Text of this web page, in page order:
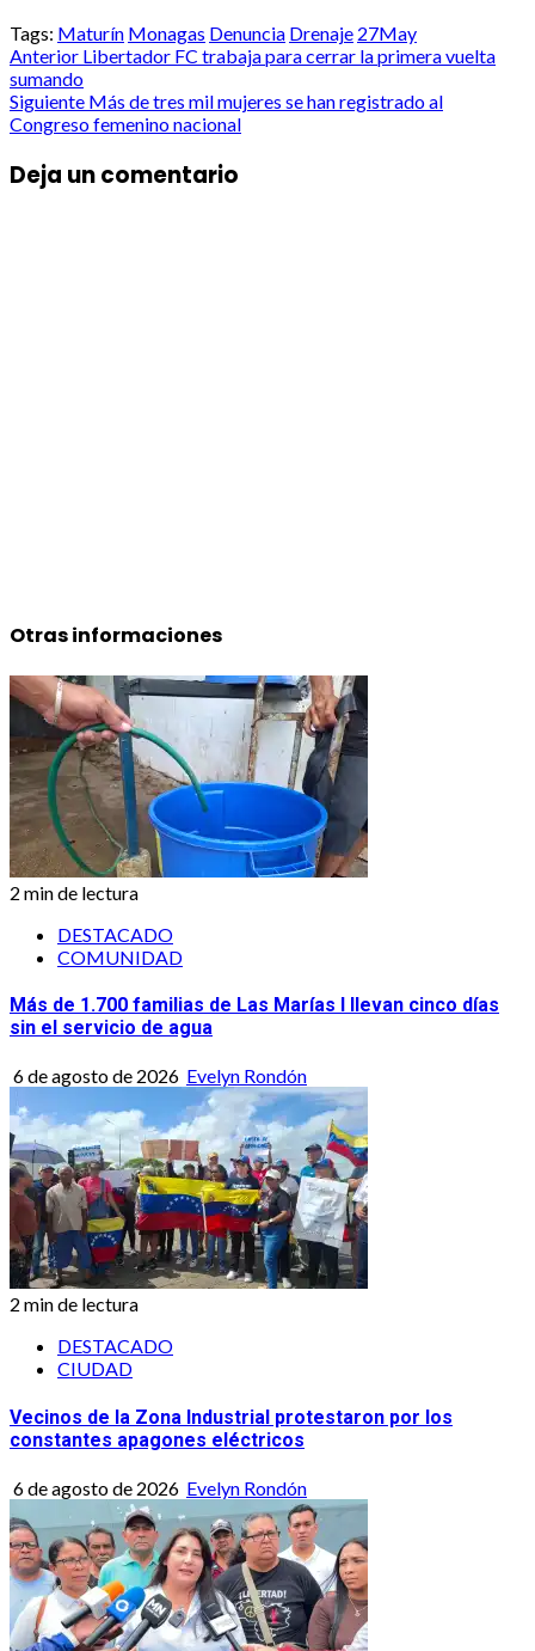
Tags: Maturín Monagas Denuncia Drenaje 27May
Post
navigation
Anterior Libertador FC trabaja para cerrar la primera vuelta
sumando
Siguiente Más de tres mil mujeres se han registrado al
Congreso femenino nacional
Deja un comentario
Otras informaciones
2 min de lectura
DESTACADO
COMUNIDAD
Más de 1.700 familias de Las Marías I llevan cinco días
sin el servicio de agua
6 de agosto de 2026 Evelyn Rondón
2 min de lectura
DESTACADO
CIUDAD
Vecinos de la Zona Industrial protestaron por los
constantes apagones eléctricos
6 de agosto de 2026 Evelyn Rondón